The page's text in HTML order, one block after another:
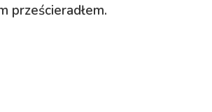
prześcieradłem.